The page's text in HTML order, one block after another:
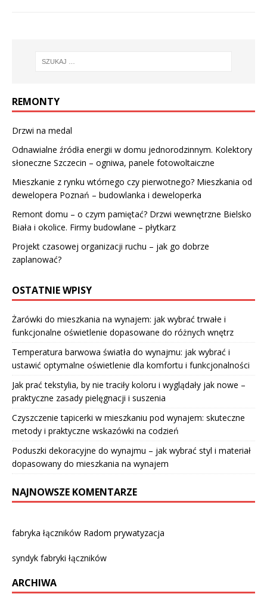
REMONTY
Drzwi na medal
Odnawialne źródła energii w domu jednorodzinnym. Kolektory
słoneczne Szczecin – ogniwa, panele fotowoltaiczne
Mieszkanie z rynku wtórnego czy pierwotnego? Mieszkania od
dewelopera Poznań – budowlanka i deweloperka
Remont domu – o czym pamiętać? Drzwi wewnętrzne Bielsko
Biała i okolice. Firmy budowlane – płytkarz
Projekt czasowej organizacji ruchu – jak go dobrze
zaplanować?
OSTATNIE WPISY
Żarówki do mieszkania na wynajem: jak wybrać trwałe i
funkcjonalne oświetlenie dopasowane do różnych wnętrz
Temperatura barwowa światła do wynajmu: jak wybrać i
ustawić optymalne oświetlenie dla komfortu i funkcjonalności
Jak prać tekstylia, by nie traciły koloru i wyglądały jak nowe –
praktyczne zasady pielęgnacji i suszenia
Czyszczenie tapicerki w mieszkaniu pod wynajem: skuteczne
metody i praktyczne wskazówki na codzień
Poduszki dekoracyjne do wynajmu – jak wybrać styl i materiał
dopasowany do mieszkania na wynajem
NAJNOWSZE KOMENTARZE
fabryka łączników Radom prywatyzacja
syndyk fabryki łączników
ARCHIWA